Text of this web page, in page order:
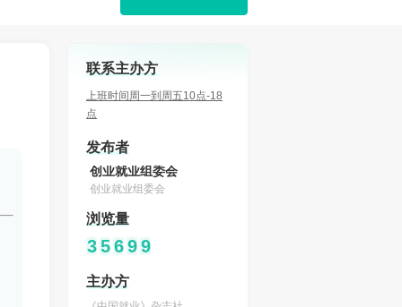
联系主办方
上班时间周一到周五10点-18
点
发布者
创业就业组委会
创业就业组委会
浏览量
3 5 6 9 9
主办方